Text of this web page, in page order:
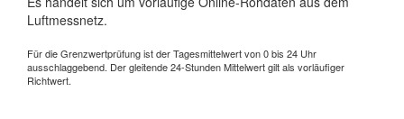
Luftmessnetz.
Für die Grenzwertprüfung ist der Tagesmittelwert von 0 bis 24 Uhr
ausschlaggebend. Der gleitende 24-Stunden Mittelwert gilt als vorläufiger
Richtwert.